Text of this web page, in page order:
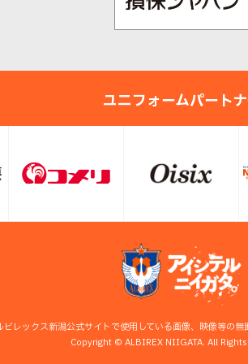
ユニフォームパート
ビレックス新潟公式サイトで使用している画像、映像等の
Copyright © ALBIREX NIIGATA. All